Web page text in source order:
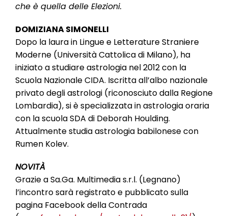
che è quella delle Elezioni.
DOMIZIANA SIMONELLI
Dopo la laura in Lingue e Letterature Straniere
Moderne (Università Cattolica di Milano), ha
iniziato a studiare astrologia nel 2012 con la
Scuola Nazionale CIDA. Iscritta all’albo nazionale
privato degli astrologi (riconosciuto dalla Regione
Lombardia), si è specializzata in astrologia oraria
con la scuola SDA di Deborah Houlding.
Attualmente studia astrologia babilonese con
Rumen Kolev.
NOVITÀ
Grazie a Sa.Ga. Multimedia s.r.l. (Legnano)
l’incontro sarà registrato e pubblicato sulla
pagina Facebook della Contrada